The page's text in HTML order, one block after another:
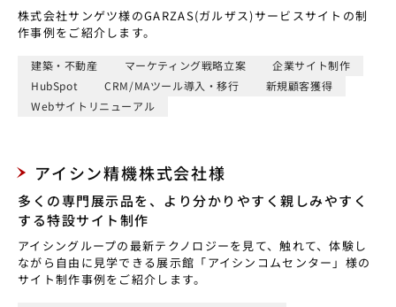
株式会社サンゲツ様のGARZAS(ガルザス)サービスサイトの制
作事例をご紹介します。
建築・不動産 マーケティング戦略立案
企業サイト制作
HubSpot
CRM/MAツール導入・移行
新規顧客獲得
Webサイトリニューアル
アイシン精機株式会社様
多くの専門展示品を、より分かりやすく親しみやすく
する特設サイト制作
アイシングループの最新テクノロジーを見て、触れて、体験し
ながら自由に見学できる展示館「アイシンコムセンター」様の
サイト制作事例をご紹介します。